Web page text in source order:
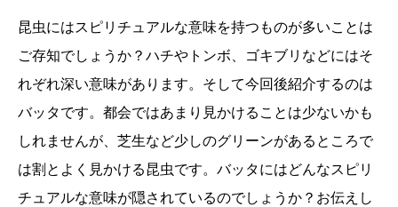
昆虫にはスピリチュアルな意味を持つものが多いことは
ご存知でしょうか？ハチやトンボ、ゴキブリなどにはそ
れぞれ深い意味があります。そして今回後紹介するのは
バッタです。都会ではあまり見かけることは少ないかも
しれませんが、芝生など少しのグリーンがあるところで
は割とよく見かける昆虫です。バッタにはどんなスピリ
チュアルな意味が隠されているのでしょうか？お伝えし